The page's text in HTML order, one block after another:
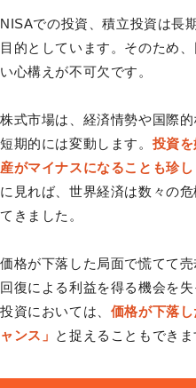
NISAでの投資、積立投資は長
目的としています。そのため
い心構えが不可欠です。
株式市場は、経済情勢や国際
短期的には変動します。 投資
産がマイナスになることも珍
に見れば、世界経済は数々の
てきました。
価格が下落した局面で慌てて
回復による利益を得る機会を
投資においては、 価格が下落
ャンス」 と捉えることもできま